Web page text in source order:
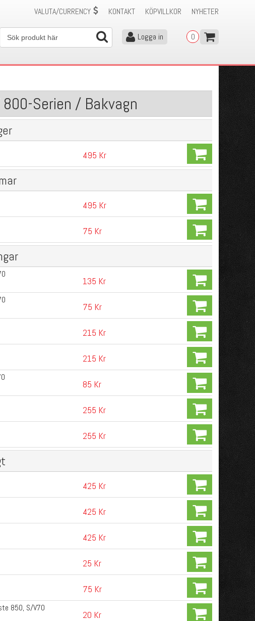
NYHETER
KÖPVILLKOR
KONTAKT
VALUTA/CURRENCY
0
Logga in
Serien / Bakvagn
495 Kr
495 Kr
75 Kr
135 Kr
75 Kr
215 Kr
215 Kr
85 Kr
255 Kr
255 Kr
425 Kr
425 Kr
425 Kr
25 Kr
75 Kr
850, S/V70
20 Kr